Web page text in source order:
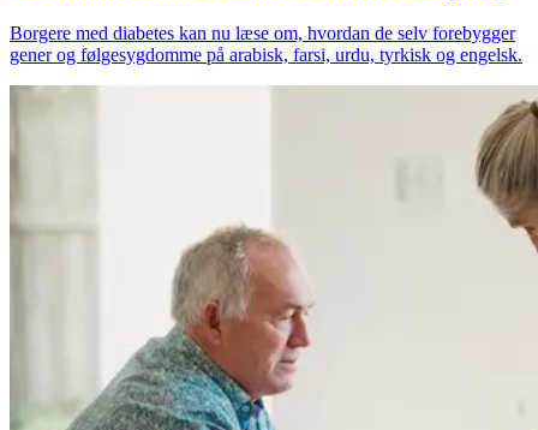
Borgere med diabetes kan nu læse om, hvordan de selv forebygger
gener og følgesygdomme på arabisk, farsi, urdu, tyrkisk og engelsk.